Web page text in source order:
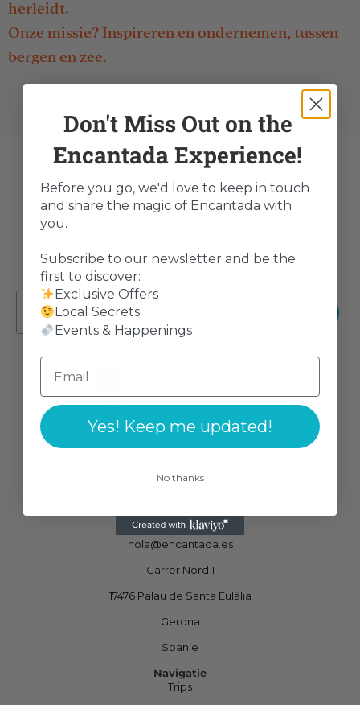
herleidt.
Onze missie? Inspireren en ondernemen, tussen
bergen en zee.
Word lid van de
Encantada Familie
aanbiedingen, lokale geheimen en aankomende
evenementen bij Encantada.
© 2026 – Encantada
+34 872 207 230
hola@encantada.es
Carrer Nord 1
17476 Palau de Santa Eulàlia
Gerona
Spanje
Navigatie
Trips
Don't Miss Out on the
Encantada Experience!
Before you go, we'd love to keep in touch
and share the magic of Encantada with
you.
Subscribe to our newsletter and be the
first to discover:
Exclusive Offers
Local Secrets
Events & Happenings
Yes! Keep me updated!
No thanks